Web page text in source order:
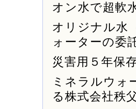
オン水で超軟
オリジナル水
ォーターの委
災害用５年保
ミネラルウォ
る株式会社秩